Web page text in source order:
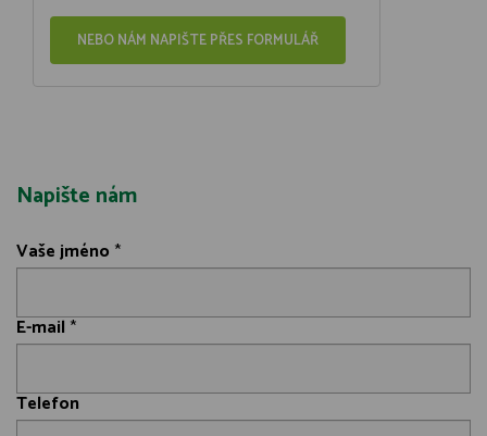
NEBO NÁM NAPIŠTE PŘES FORMULÁŘ
Napište nám
Vaše jméno *
E-mail *
Telefon